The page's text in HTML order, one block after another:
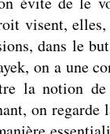
visent,
dans le
on a une
la notion
on regarde